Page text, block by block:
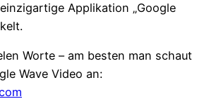
Applikation „Google
Worte – am besten man schaut
Wave Video an: